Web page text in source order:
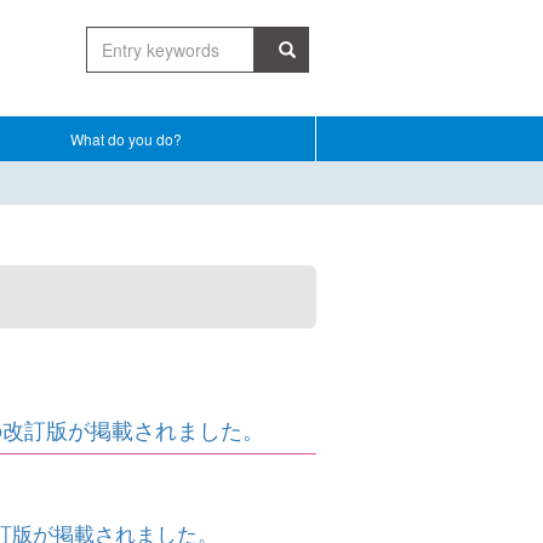
What do you do?
訂版が掲載されました。
が掲載されました。